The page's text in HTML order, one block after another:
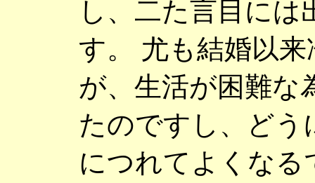
し、二た言目に
す。 尤も結婚以
が、生活が困難な
たのですし、どう
につれてよくな